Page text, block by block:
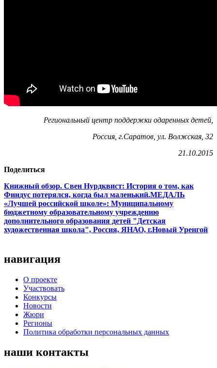
Региональный центр поддержки одаренных детей,
Россия, г.Саратов, ул. Волжская, 32
21.10.2015
Поделиться
Книжный обзор. Свен Нурдквист: История о том, как
Финдус потерялся, когда был маленький.МЕДАЛЬ
«Лучшей российской школе»: Муниципальному
бюджетному образовательному учреждению
дополнительного образования детей "Детская
художественная школа", Россия, ЯНАО, г.Новый Уренгой
навигация
О проекте
Участвовать
Конкурсы
Новости
Жюри
Регионы
Политика обработки персональных данных
наши контакты